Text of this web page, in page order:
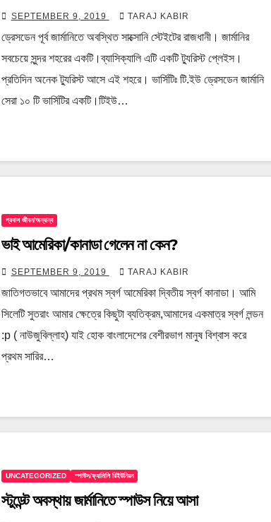
SEPTEMBER 9, 2019 TARAJ KABIR
ড্রেসডেন পূর্ব জার্মানিতে অবস্থিত সাক্সোনি স্টেইটের রাজধানী। জার্মানির
সবচেয়ে সুন্দর শহরের একটি।ব্যাসিক্যালি এটি একটি ট্যুরিস্ট প্লেইস।
প্রতিদিন অনেক ট্যুরিস্ট আসে এই শহরে। ভার্সিটিঃ টি.ইউ ড্রেসডেন জার্মানি
সেরা ১০ টি ভার্সিটির একটি।টিইউ…
প্রবাস জীবন/অন্যান্য
ভাই আমেরিকা/কানাডা গেলেন না কেন?
SEPTEMBER 9, 2019 TARAJ KABIR
জাতিগতভাবে আমাদের প্রথম স্বর্গ আমেরিকা দ্বিতীয় স্বর্গ কানাডা। আমি
সিলেটি সুতরাং আমার ক্ষেত্রে কিছুটা ব্যতিক্রম,আমাদের একমাত্র স্বর্গ লন্ডন
:p ( নাউজুবিল্লাহ) যাই হোক বাংলাদেশের বেশীরভাগ মানুষ বিশ্বাস করে
প্রথম সারির…
UNCATEGORIZED স্পাউস/ফ্যামিলি রিইউনিয়ন
স্টুডেন্ট অবস্থায় জার্মানিতে স্পাউস নিয়ে আসা